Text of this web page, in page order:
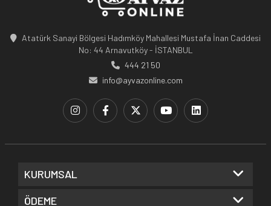
Atatürk Sanayi Bölgesi Hadımköy Mahallesi Mustafa İnan Caddesi
No: 44 Arnavutköy - İSTANBUL
444 21 50
info@ayvazonline.com
KURUMSAL
ÖDEME